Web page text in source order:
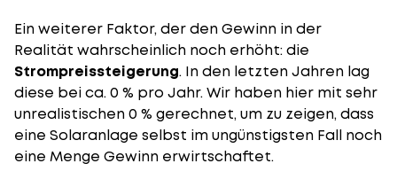
Ein weiterer Faktor, der den Gewinn in der
Realität wahrscheinlich noch erhöht: die
Strompreissteigerung. In den letzten Jahren lag
diese bei ca. 0 % pro Jahr. Wir haben hier mit sehr
unrealistischen 0 % gerechnet, um zu zeigen, dass
eine Solaranlage selbst im ungünstigsten Fall noch
eine Menge Gewinn erwirtschaftet.